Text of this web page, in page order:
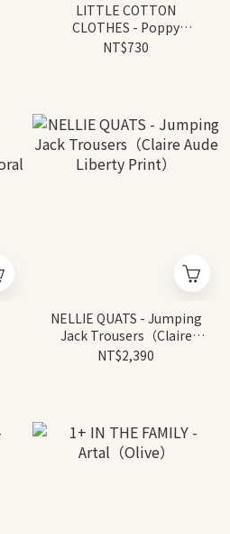
LITTLE COTTON
CLOTHES - Poppy
Bloomers（Anemone
NT$730
NELLIE QUATS - Jumping
Jack Trousers（Claire
Aude Liberty Print）
NT$2,390